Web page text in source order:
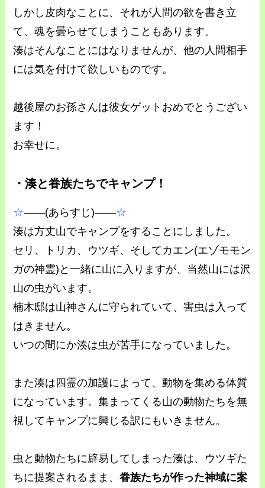
しかし皮肉なことに、それが人間の欲を書き立
て、魂を曇らせてしまうこともあります。
湊はそんなことにはなりませんが、他の人間相手
には気を付けて欲しいものです。
越後屋のお孫さんは彼女ゲットおめでとうござい
ます！
お幸せに。
・湊と眷族たちでキャンプ！
☆――(あらすじ)――☆
湊は方丈山でキャンプをすることにしました。
セリ、トリカ、ウツギ、そしてカエン(エゾモモン
ガの神霊)と一緒に山に入りますが、当然山には沢
山の虫がいます。
楠木邸は山神さんに守られていて、害虫は入って
はきません。
いつの間にか湊は虫が苦手になっていました。
また湊は四霊の加護によって、動物を集める体質
になっています。集まってくる山の動物たちを無
視してキャンプに興じる訳にもいきません。
虫と動物たちに辟易してしまった湊は、ウツギた
ちに提案されるまま、眷族たちが作った神域に案